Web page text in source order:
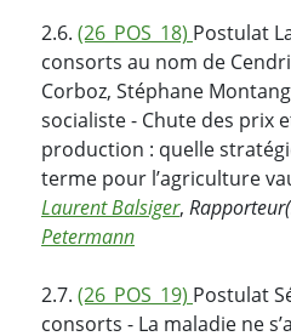
2.6. (26_POS_18) Postulat
consorts au nom de
Corboz, Stéphane
socialiste - Chute des prix
production : quelle
terme pour l’agriculture
Laurent Balsiger,
Petermann
2.7. (26_POS_19) Postulat
consorts - La maladie ne